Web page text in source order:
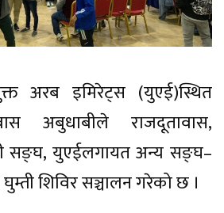
अरब इमिरेट्स (युएई)स्थित
अबुधाबीले राजदूतावास,
सङ्घ, युएईलगायत अन्य सङ्घ–
शिविर सञ्चालन गरेको छ ।